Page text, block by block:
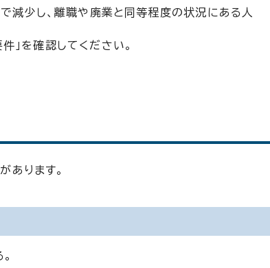
少し、離職や廃業と同等程度の状況にある人
」を確認してください。
あります。